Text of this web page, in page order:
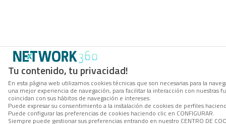
Tu contenido, tu privacidad!
En esta página web utilizamos cookies técnicas que son necesarias para la
una mejor experiencia de navegación, para facilitar la interacción con
coincidan con sus hábitos de navegación e intereses.
Puede expresar su consentimiento a la instalación de cookies de perfiles
Puede configurar las preferencias de cookies haciendo clic en CONFIGURAR.
Siempre puede gestionar sus preferencias entrando en nuestro CENTRO DE